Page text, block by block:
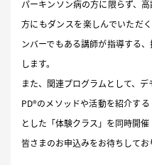
パーキンソン病の方に限らず、
方にもダンスを楽しんでいただ
ンバーでもある講師が指導する
します。
また、関連プログラムとして、
PD®のメソッドや活動を紹介す
とした「体験クラス」を同時開催
皆さまのお申込みをお待ちしてお